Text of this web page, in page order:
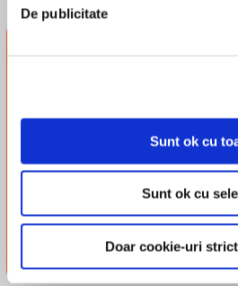
De publicitate
Sunt ok cu
Sunt ok cu
Doar cookie-uri